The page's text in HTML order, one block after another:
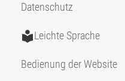
Datenschutz
Leichte Sprache
Bedienung der Website